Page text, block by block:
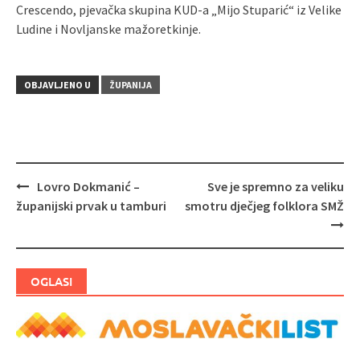
Crescendo, pjevačka skupina KUD-a „Mijo Stuparić“ iz Velike
Ludine i Novljanske mažoretkinje.
OBJAVLJENO U ŽUPANIJA
Navigacija
objava
Lovro Dokmanić –
županijski prvak u tamburi
Sve je spremno za veliku
smotru dječjeg folklora SMŽ
OGLASI